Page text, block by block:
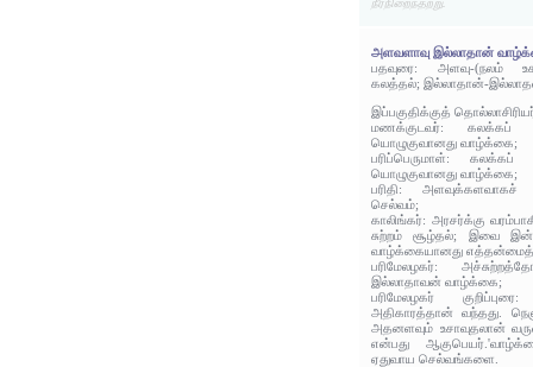
நீர்நிறைந்தற்று.
அளவளாவு இல்லாதான்
பதவுரை: அளவு-(நலம்
கலத்தல்; இல்லாதான்-
இப்பகுதிக்குத்
மணக்குடவர்: கலக்கப்
யொழுகுவானது வாழ்க்கை;
பரிப்பெருமாள்: கலக்கப்
யொழுகுவானது வாழ்க்கை;
பரிதி:
செல்வம்;
காலிங்கர்: அரசர்க்கு
சுற்றம் சூழ்தல்; இவை
வாழ்க்கையானது
பரிமேலழகர்:
இல்லாதாவன் வாழ்க்கை;
பரிமேலழகர்
அதிகாரத்தான் வந்தது.
அதனளவும் உசாவுதலான்
என்பது
ஏதுவாய செல்வங்களை.